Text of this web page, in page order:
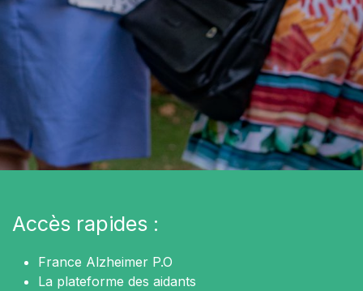
Accès rapides :
France Alzheimer P.O
La plateforme des aidants